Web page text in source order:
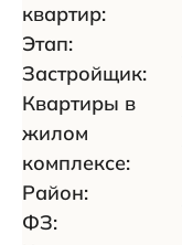
квартир:
Этап:
Застройщик:
Квартиры в
жилом
комплексе:
Район:
ФЗ: